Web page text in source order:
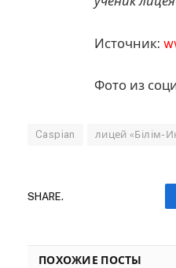
Источник:
Фото из
Caspian лицей «Білім-
SHARE.
ПОХОЖИЕ ПОСТЫ